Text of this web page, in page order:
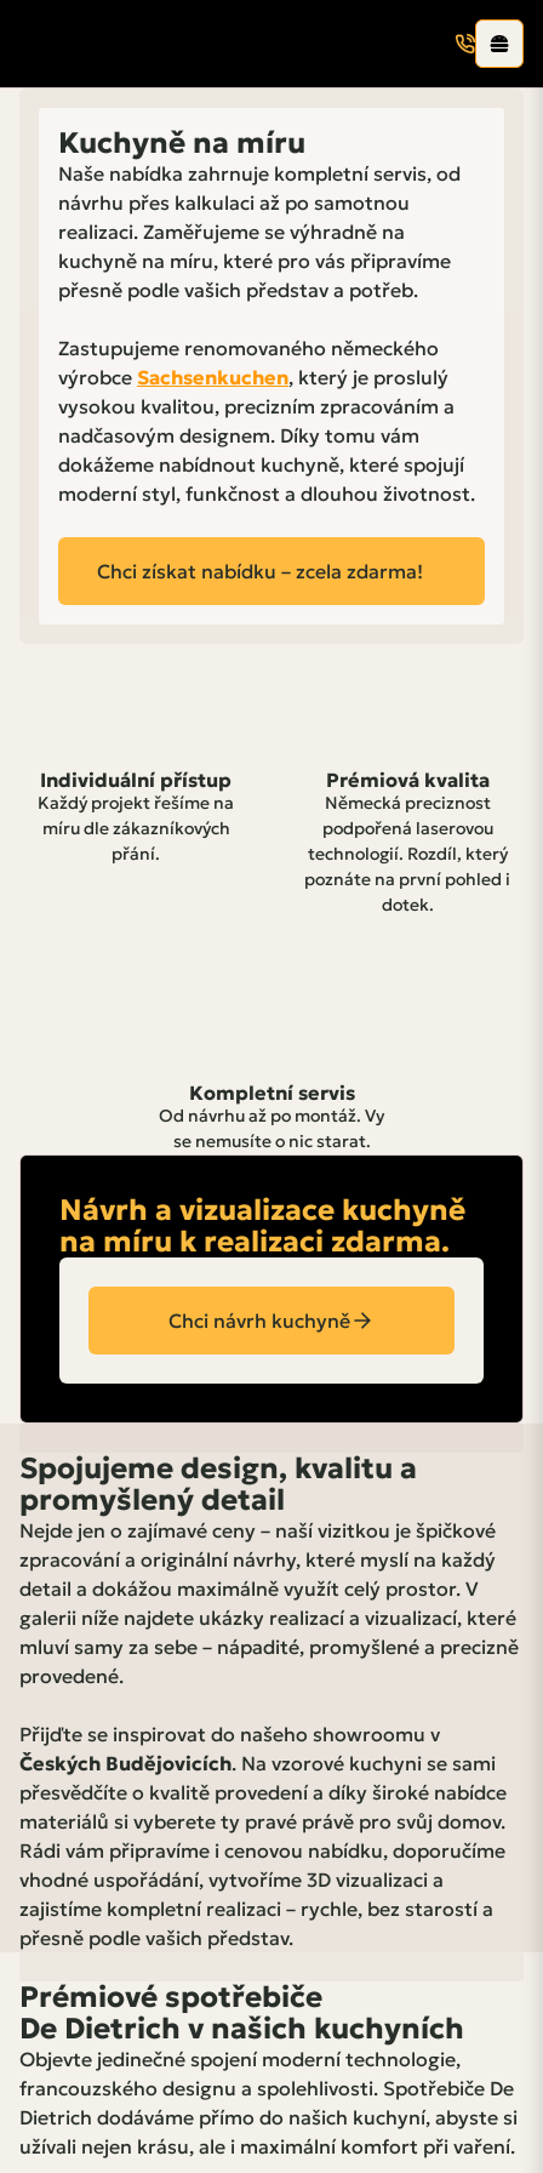
Kuchyně na míru
Naše nabídka zahrnuje kompletní servis, od
návrhu přes kalkulaci až po samotnou
realizaci. Zaměřujeme se výhradně na
kuchyně na míru, které pro vás připravíme
přesně podle vašich představ a potřeb.
Zastupujeme renomovaného německého
výrobce Sachsenkuchen, který je proslulý
vysokou kvalitou, precizním zpracováním a
nadčasovým designem. Díky tomu vám
dokážeme nabídnout kuchyně, které spojují
moderní styl, funkčnost a dlouhou životnost.
Chci získat nabídku – zcela zdarma!
Individuální přístup
Každý projekt řešíme na
míru dle zákazníkových
přání.
Prémiová kvalita
Německá preciznost
podpořená laserovou
technologií. Rozdíl, který
poznáte na první pohled i
dotek.
Kompletní servis
Od návrhu až po montáž. Vy
se nemusíte o nic starat.
Návrh a vizualizace kuchyně
na míru k realizaci zdarma.
Chci návrh kuchyně
Spojujeme design, kvalitu a
promyšlený detail
Nejde jen o zajímavé ceny – naší vizitkou je špičkové
zpracování a originální návrhy, které myslí na každý
detail a dokážou maximálně využít celý prostor. V
galerii níže najdete ukázky realizací a vizualizací, které
mluví samy za sebe – nápadité, promyšlené a precizně
provedené.
Přijďte se inspirovat do našeho showroomu v
Českých Budějovicích. Na vzorové kuchyni se sami
přesvědčíte o kvalitě provedení a díky široké nabídce
materiálů si vyberete ty pravé právě pro svůj domov.
Rádi vám připravíme i cenovou nabídku, doporučíme
vhodné uspořádání, vytvoříme 3D vizualizaci a
zajistíme kompletní realizaci – rychle, bez starostí a
přesně podle vašich představ.
Prémiové spotřebiče
De Dietrich v našich kuchyních
Objevte jedinečné spojení moderní technologie,
francouzského designu a spolehlivosti. Spotřebiče De
Dietrich dodáváme přímo do našich kuchyní, abyste si
užívali nejen krásu, ale i maximální komfort při vaření.